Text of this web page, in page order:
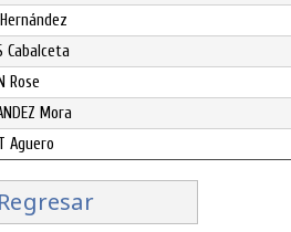
Cabalceta
Rose
Mora
Aguero
Regresar